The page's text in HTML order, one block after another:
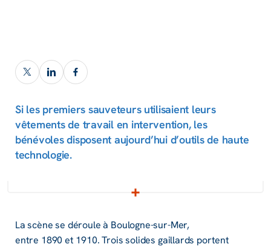
Si les premiers sauveteurs utilisaient leurs
vêtements de travail en intervention, les
bénévoles disposent aujourd’hui d’outils de haute
technologie.
La scène se déroule à Boulogne-sur-Mer,
entre 1890 et 1910. Trois solides gaillards portent